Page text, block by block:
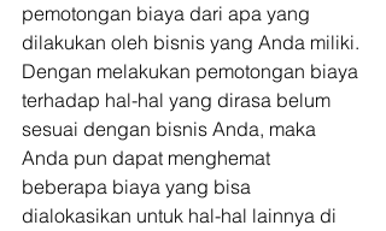
pemotongan biaya dari apa yang
dilakukan oleh bisnis yang Anda miliki.
Dengan melakukan pemotongan biaya
terhadap hal-hal yang dirasa belum
sesuai dengan bisnis Anda, maka
Anda pun dapat menghemat
beberapa biaya yang bisa
dialokasikan untuk hal-hal lainnya di